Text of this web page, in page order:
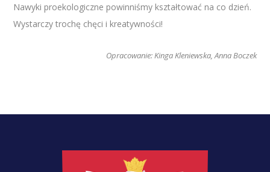
Nawyki proekologiczne powinniśmy kształtować na co dzień.
Wystarczy trochę chęci i kreatywności!
Opracowanie: Kinga Kleniewska, Anna Boczek